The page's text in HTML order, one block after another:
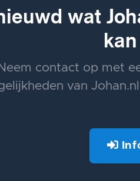
wat
contact op met
van